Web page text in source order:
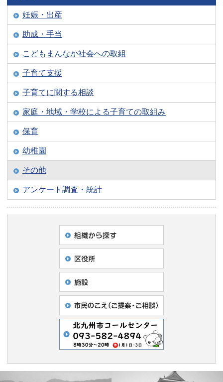
妊娠・出産
助成・手当
こどもまんなか社会への取組
子育て支援
子育てに関する相談
家庭・地域・学校による子育ての取組み
保育
幼稚園
その他
アンケート調査・統計